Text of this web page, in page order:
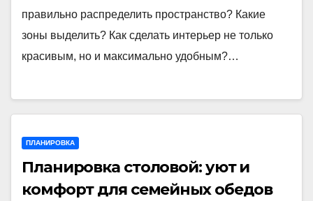
правильно распределить пространство? Какие
зоны выделить? Как сделать интерьер не только
красивым, но и максимально удобным?…
ПЛАНИРОВКА
Планировка столовой: уют и
комфорт для семейных обедов